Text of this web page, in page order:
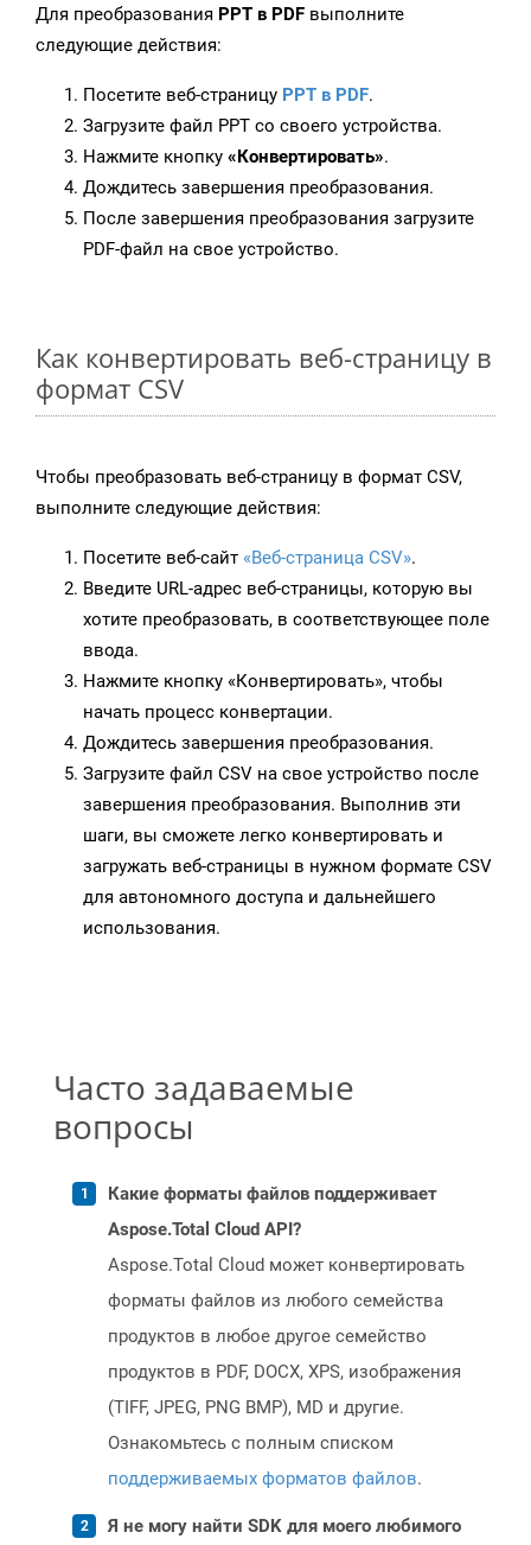
Для преобразования PPT в PDF выполните
следующие действия:
Посетите веб-страницу PPT в PDF.
Загрузите файл PPT со своего устройства.
Нажмите кнопку «Конвертировать».
Дождитесь завершения преобразования.
После завершения преобразования загрузите
PDF-файл на свое устройство.
Как конвертировать веб-страницу в
формат CSV
Чтобы преобразовать веб-страницу в формат CSV,
выполните следующие действия:
Посетите веб-сайт «Веб-страница CSV».
Введите URL-адрес веб-страницы, которую вы
хотите преобразовать, в соответствующее поле
ввода.
Нажмите кнопку «Конвертировать», чтобы
начать процесс конвертации.
Дождитесь завершения преобразования.
Загрузите файл CSV на свое устройство после
завершения преобразования. Выполнив эти
шаги, вы сможете легко конвертировать и
загружать веб-страницы в нужном формате CSV
для автономного доступа и дальнейшего
использования.
Часто задаваемые
вопросы
Какие форматы файлов поддерживает
Aspose.Total Cloud API?
Aspose.Total Cloud может конвертировать
форматы файлов из любого семейства
продуктов в любое другое семейство
продуктов в PDF, DOCX, XPS, изображения
(TIFF, JPEG, PNG BMP), MD и другие.
Ознакомьтесь с полным списком
поддерживаемых форматов файлов.
Я не могу найти SDK для моего любимого